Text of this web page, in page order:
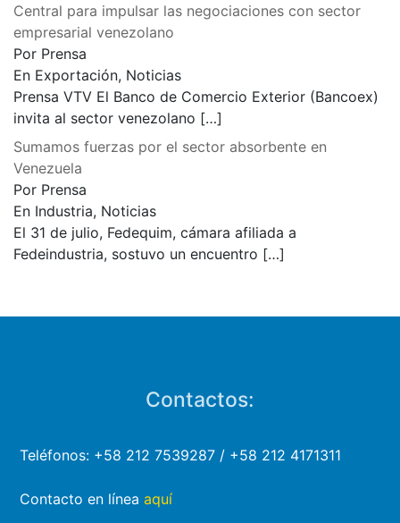
Central para impulsar las negociaciones con sector
empresarial venezolano
Por Prensa
En Exportación, Noticias
Prensa VTV El Banco de Comercio Exterior (Bancoex)
invita al sector venezolano […]
Sumamos fuerzas por el sector absorbente en
Venezuela
Por Prensa
En Industria, Noticias
El 31 de julio, Fedequim, cámara afiliada a
Fedeindustria, sostuvo un encuentro […]
Contactos:
Teléfonos: +58 212 7539287 / +58 212 4171311
Contacto en líneaaquí